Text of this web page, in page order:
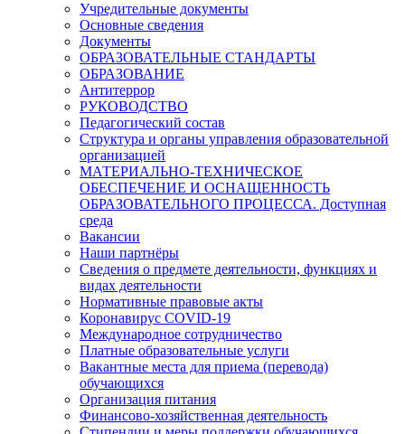
Учредительные документы
Основные сведения
Документы
ОБРАЗОВАТЕЛЬНЫЕ СТАНДАРТЫ
ОБРАЗОВАНИЕ
Антитеррор
РУКОВОДСТВО
Педагогический состав
Структура и органы управления образовательной
организацией
МАТЕРИАЛЬНО-ТЕХНИЧЕСКОЕ
ОБЕСПЕЧЕНИЕ И ОСНАЩЕННОСТЬ
ОБРАЗОВАТЕЛЬНОГО ПРОЦЕССА. Доступная
среда
Вакансии
Наши партнёры
Сведения о предмете деятельности, функциях и
видах деятельности
Нормативные правовые акты
Коронавирус COVID-19
Международное сотрудничество
Платные образовательные услуги
Вакантные места для приема (перевода)
обучающихся
Организация питания
Финансово-хозяйственная деятельность